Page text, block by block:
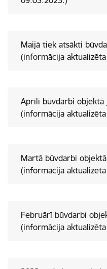
Maijā tiek atsākti
(informācija
Aprīlī būvdarbi
(informācija
Martā būvdarbi
(informācija
Februārī būvdarbi
(informācija